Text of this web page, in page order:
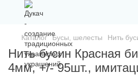
Каталог Бусы, шелесты Нить
Нить бусин Красная
4мм, +/- 95шт.,